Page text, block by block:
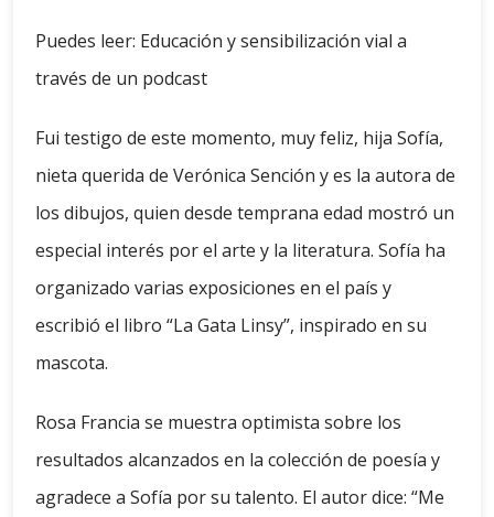
Puedes leer: Educación y sensibilización vial a
través de un podcast
Fui testigo de este momento, muy feliz, hija Sofía,
nieta querida de Verónica Sención y es la autora de
los dibujos, quien desde temprana edad mostró un
especial interés por el arte y la literatura. Sofía ha
organizado varias exposiciones en el país y
escribió el libro “La Gata Linsy”, inspirado en su
mascota.
Rosa Francia se muestra optimista sobre los
resultados alcanzados en la colección de poesía y
agradece a Sofía por su talento. El autor dice: “Me